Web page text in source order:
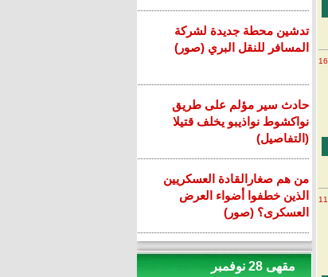
تدشين محطة جديدة لشركة
المسافر للنقل البري (صور)
حادث سير مؤلم على طريق
نواكشوط نواذيبو يخلف قتيلا
(التفاصيل)
من هم صغارالقادة العسكريين
الذين خطفوا أضواء العرض
العسكرى؟ (صور)
مقهى 28 نوفمبر